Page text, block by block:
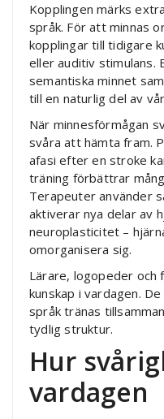
Kopplingen märks
språk. För att minnas
kopplingar till tidigare
eller auditiv stimulans.
semantiska minnet
till en naturlig del av
När minnesförmågan
svåra att hämta fram.
afasi efter en stroke
träning förbättrar
Terapeuter använder
aktiverar nya delar av
neuroplasticitet –
omorganisera sig.
Lärare, logopeder och
kunskap i vardagen.
språk tränas
tydlig struktur.
Hur
vardagen